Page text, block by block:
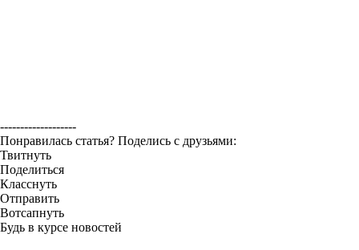
-------------------
Понравилась статья? Поделись с друзьями:
Твитнуть
Поделиться
Класснуть
Отправить
Вотсапнуть
Будь в курсе новостей